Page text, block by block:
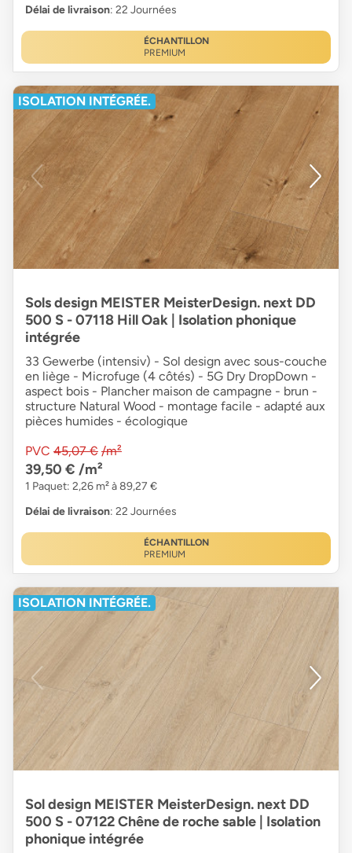
Délai de livraison: 22 Journées
ÉCHANTILLON
PREMIUM
ISOLATION INTÉGRÉE.
Sols design MEISTER MeisterDesign. next DD
500 S - 07118 Hill Oak | Isolation phonique
intégrée
33 Gewerbe (intensiv) - Sol design avec sous-couche
en liège - Microfuge (4 côtés) - 5G Dry DropDown -
aspect bois - Plancher maison de campagne - brun -
structure Natural Wood - montage facile - adapté aux
pièces humides - écologique
PVC 45,07 € /m²
39,50 € /m²
1 Paquet: 2,26 m² à 89,27 €
Délai de livraison: 22 Journées
ÉCHANTILLON
PREMIUM
ISOLATION INTÉGRÉE.
Sol design MEISTER MeisterDesign. next DD
500 S - 07122 Chêne de roche sable | Isolation
phonique intégrée